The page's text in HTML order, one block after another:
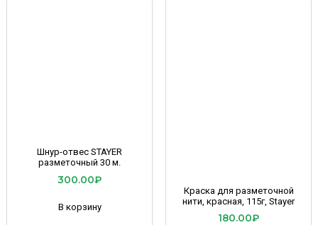
Шнур-отвес STAYER
разметочный 30 м.
300.00₽
В корзину
Краска для разметочной
нити, красная, 115г, Stayer
180.00₽